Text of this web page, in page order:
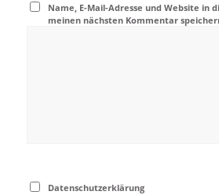
Name, E-Mail-Adresse und Website in
meinen nächsten Kommentar
Datenschutzerklärung